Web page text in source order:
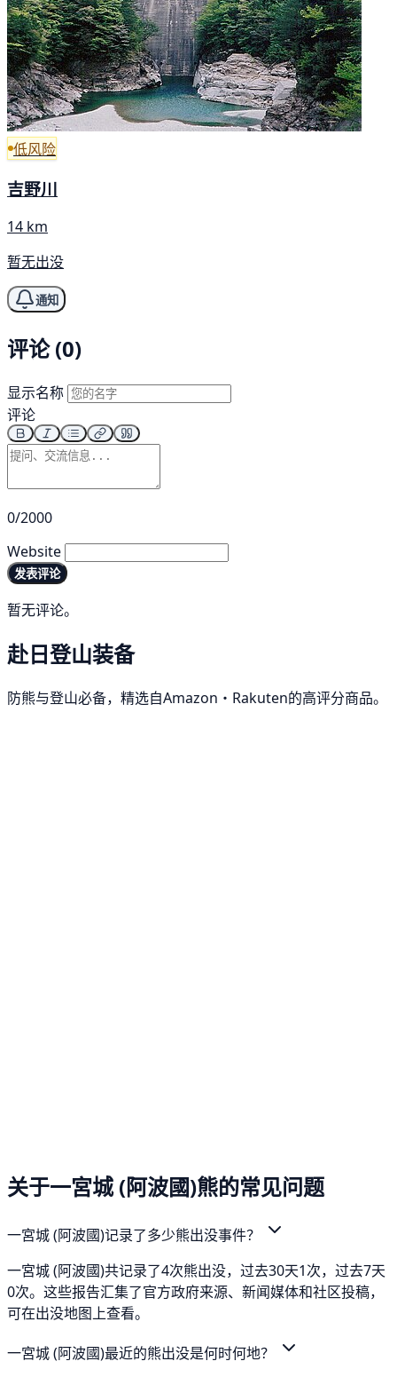
低风险
吉野川
14 km
暂无出没
通知
评论 (0)
显示名称
评论
0/2000
Website
发表评论
暂无评论。
赴日登山装备
防熊与登山必备，精选自Amazon・Rakuten的高评分商品。
关于一宮城 (阿波國)熊的常见问题
一宮城 (阿波國)记录了多少熊出没事件？
一宮城 (阿波國)共记录了4次熊出没，过去30天1次，过去7天
0次。这些报告汇集了官方政府来源、新闻媒体和社区投稿，
可在出没地图上查看。
一宮城 (阿波國)最近的熊出没是何时何地？